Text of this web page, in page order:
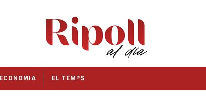
ECONOMIA EL TEMPS